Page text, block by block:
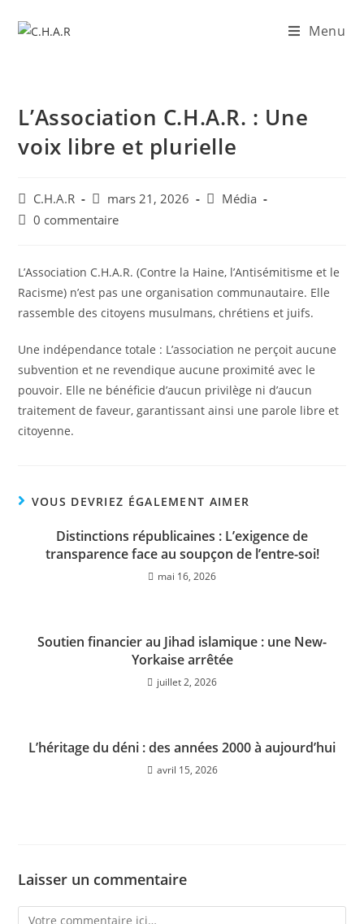
Menu
L’Association C.H.A.R. : Une
voix libre et plurielle
C.H.A.R mars 21, 2026
Média
0 commentaire
L’Association C.H.A.R. (Contre la Haine, l’Antisémitisme et le
Racisme) n’est pas une organisation communautaire. Elle
rassemble des citoyens musulmans, chrétiens et juifs.
Une indépendance totale : L’association ne perçoit aucune
subvention et ne revendique aucune proximité avec le
pouvoir. Elle ne bénéficie d’aucun privilège ni d’aucun
traitement de faveur, garantissant ainsi une parole libre et
citoyenne.
VOUS DEVRIEZ ÉGALEMENT AIMER
Distinctions républicaines : L’exigence de
transparence face au soupçon de l’entre-soi!
mai 16, 2026
Soutien financier au Jihad islamique : une New-
Yorkaise arrêtée
juillet 2, 2026
L’héritage du déni : des années 2000 à aujourd’hui
avril 15, 2026
Laisser un commentaire